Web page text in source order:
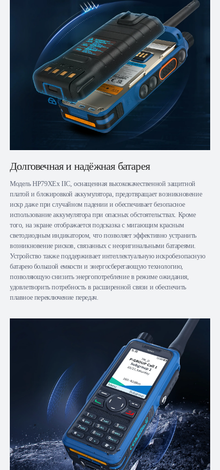
Долговечная и надёжная батарея
Модель HP79XEx IIC, оснащенная высококачественной защитной
платой и блокировкой аккумулятора, предотвращает возникновение
искр даже при случайном падении и обеспечивает безопасное
использование аккумулятора при опасных обстоятельствах. Кроме
того, на экране отображается подсказка с мигающим красным
светодиодным индикатором, что позволяет эффективно устранить
возникновение рисков, связанных с неоригинальными батареями.
Устройство также поддерживает интеллектуальную искробезопасную
батарею большой емкости и энергосберегающую технологию,
позволяющую снизить энергопотребление в режиме ожидания,
удовлетворить потребность в расширенной связи и обеспечить
плавное переключение передач.